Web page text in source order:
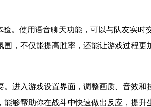
。使用语音聊天功能，可以与队友实
，不仅能提高胜率，还能让游戏过程更
进入游戏设置界面，调整画质、音效
够帮助你在战斗中快速做出反应，提升